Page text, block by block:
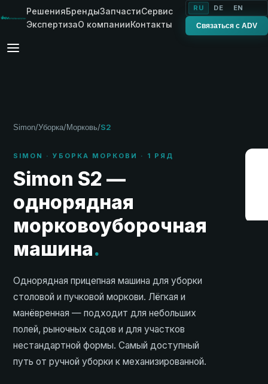
РешенияБрендыЗапчастиСервис
ЭкспертизаО компанииКонтакты
RU DE EN
Связаться с ADV
Simon/Уборка/Морковь/S2
SIMON · УБОРКА МОРКОВИ · 1 РЯД
Simon S2 —
однорядная
морковоуборочная
машина.
Однорядная прицепная машина для уборки
столовой и пучковой моркови. Лёгкая и
манёвренная — подходит для небольших
полей, рыночных садов и для участков
нестандартной формы. Самый доступный
путь от ручной уборки к механизированной.